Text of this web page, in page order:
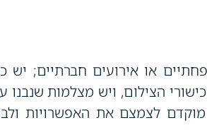
או אירועים חברתיים; יש
הצילום, ויש מצלמות שנבנו
לצמצם את האפשרויות